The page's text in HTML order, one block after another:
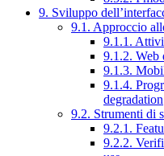
9. Sviluppo
9.1. Approccio
9.1.1.
9.1.2. Web
9.1.3.
9.1.4.
degradation
9.2. Strumenti di
9.2.1.
9.2.2.